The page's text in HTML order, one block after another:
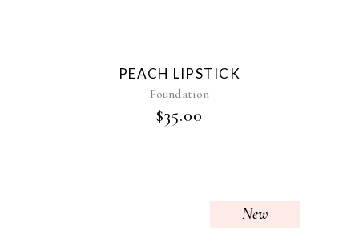
PEACH LIPSTICK
Foundation
$35.00
New